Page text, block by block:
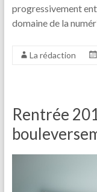
progressivement
domaine de la
La rédaction
Rentrée